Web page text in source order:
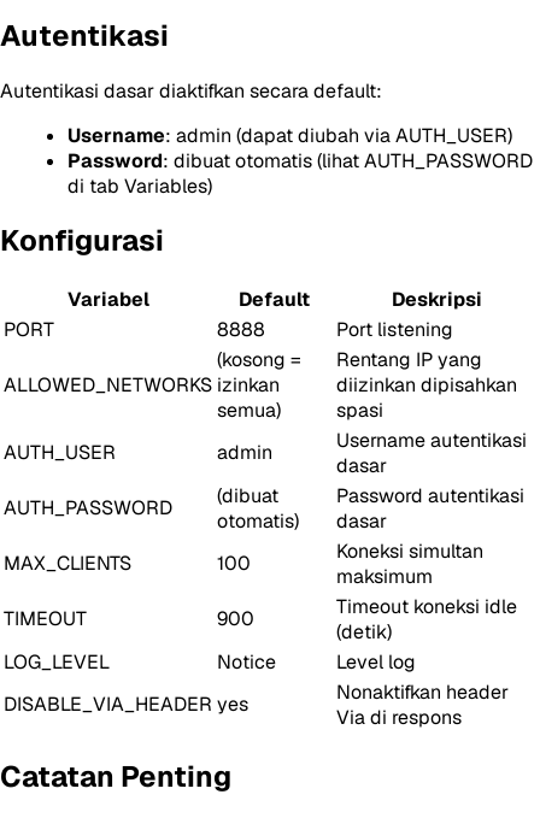
Autentikasi
Autentikasi dasar diaktifkan secara default:
Username: admin (dapat diubah via AUTH_USER)
Password: dibuat otomatis (lihat AUTH_PASSWORD
di tab Variables)
Konfigurasi
Variabel Default
Deskripsi
PORT
8888 Port listening
ALLOWED_NETWORKS
(kosong =
izinkan
semua)
Rentang IP yang
diizinkan dipisahkan
spasi
AUTH_USER
admin
Username autentikasi
dasar
AUTH_PASSWORD
(dibuat
otomatis)
Password autentikasi
dasar
MAX_CLIENTS
100
Koneksi simultan
maksimum
TIMEOUT
900
Timeout koneksi idle
(detik)
LOG_LEVEL
Notice
Level log
DISABLE_VIA_HEADER yes
Nonaktifkan header
Via di respons
Catatan Penting